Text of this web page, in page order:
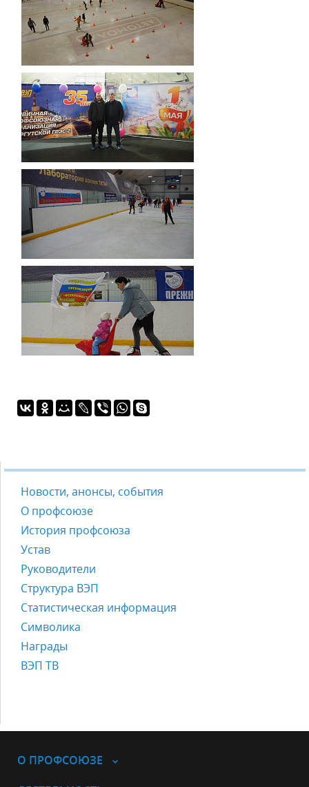
Новости, анонсы, события
О профсоюзе
История профсоюза
Устав
Руководители
Структура ВЭП
Статистическая информация
Символика
Награды
ВЭП ТВ
О ПРОФСОЮЗЕ